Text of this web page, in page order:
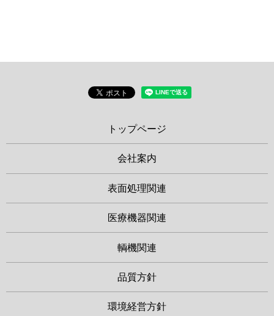
トップページ
会社案内
表面処理関連
医療機器関連
輌機関連
品質方針
環境経営方針